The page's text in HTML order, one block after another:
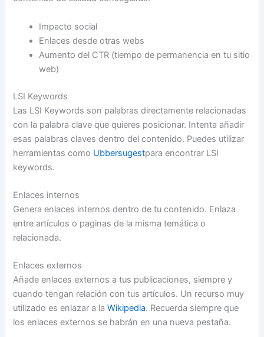
Impacto social
Enlaces desde otras webs
Aumento del CTR (tiempo de permanencia en tu sitio
web)
LSI Keywords
Las LSI Keywords son palabras directamente relacionadas
con la palabra clave que quieres posicionar. Intenta añadir
esas palabras claves dentro del contenido. Puedes utilizar
herramientas como Ubbersugestpara encontrar LSI
keywords.
Enlaces internos
Genera enlaces internos dentro de tu contenido. Enlaza
entre artículos o paginas de la misma temática o
relacionada.
Enlaces externos
Añade enlaces externos a tus publicaciones, siempre y
cuando tengan relación con tus artículos. Un recurso muy
utilizado es enlazar a laWikipedia. Recuerda siempre que
los enlaces externos se habrán en una nueva pestaña.